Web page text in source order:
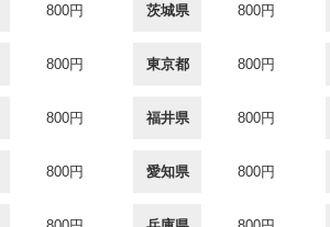
800円 茨城県 800円
800円 東京都 800円
800円 福井県 800円
800円 愛知県 800円